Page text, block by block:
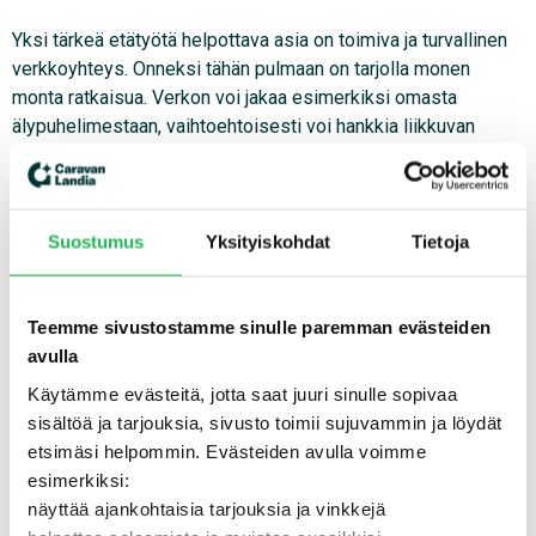
Suostumus Yksityiskohdat Tietoja
Teemme sivustostamme sinulle paremman evästeiden
avulla
Käytämme evästeitä, jotta saat juuri sinulle sopivaa
sisältöä ja tarjouksia, sivusto toimii sujuvammin ja löydät
etsimäsi helpommin. Evästeiden avulla voimme
esimerkiksi:
näyttää ajankohtaisia tarjouksia ja vinkkejä
Yksi tärkeä etätyötä helpottava asia on toimiva ja turvallinen
verkkoyhteys. Onneksi tähän pulmaan on tarjolla monen
monta ratkaisua. Verkon voi jakaa esimerkiksi omasta
älypuhelimestaan, vaihtoehtoisesti voi hankkia liikkuvan
laajakaistayhteyden tai liittyä vaikkapa leirintäalueen
verkkoon.
Yksi kompastuskivi monen etätyötä tekevän arjessa on
työergonomia. Töitä tehdään milloin minkälaisessa
ja jalat. Hyvä työergonomia on otettava huomioon myös
matkailuajoneuvossa työskenneltäessä. Onneksi monissa
jolloin ergonomisen työpisteen rakentaminen mahdollistuu.
Caravanlandian toimipisteistä löytyy paljon ajoneuvoja, joita
voi käydä vaikkapa koeistumassa ennen ostopäätöksen
tekemistä!